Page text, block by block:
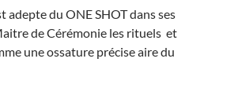
adepte du ONE SHOT dans ses
de Cérémonie les rituels et
une ossature précise aire du